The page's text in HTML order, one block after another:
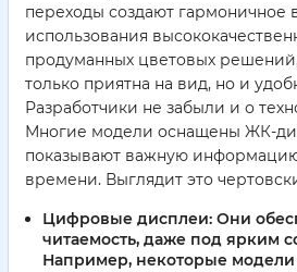
переходы создают гармоничное
использования
продуманных цветовых решений,
только приятна на вид, но и
Разработчики не забыли и о
Многие модели оснащены ЖК-
показывают важную
времени. Выглядит это
Цифровые дисплеи: Они
читаемость, даже под ярким
Например, некоторые